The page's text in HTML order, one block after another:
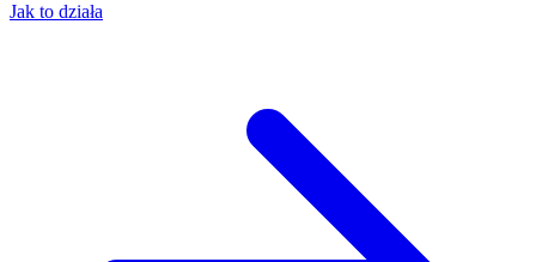
Jak to działa